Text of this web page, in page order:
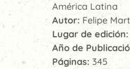
América Latina
Autor: Felipe
Lugar de edición:
Año de
Páginas: 345